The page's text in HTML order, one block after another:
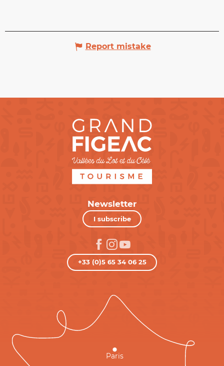
Report mistake
Newsletter
I subscribe
+33 (0)5 65 34 06 25
Paris